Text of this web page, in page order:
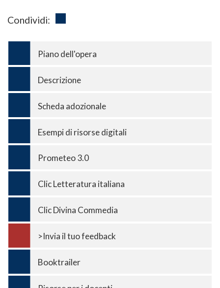
Condividi:
Piano dell'opera
Descrizione
Scheda adozionale
Esempi di risorse digitali
Prometeo 3.0
Clic Letteratura italiana
Clic Divina Commedia
>Invia il tuo feedback
Booktrailer